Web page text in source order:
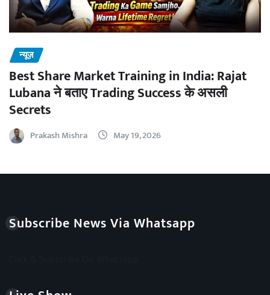
न्यूज़
Best Share Market Training in India: Rajat
Lubana ने बताए Trading Success के असली
Secrets
Prakash Mishra May 19, 2026
Subscribe News Via Whatsapp